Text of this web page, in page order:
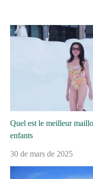
Quel est le meilleur
enfants
30 de mars de 2025